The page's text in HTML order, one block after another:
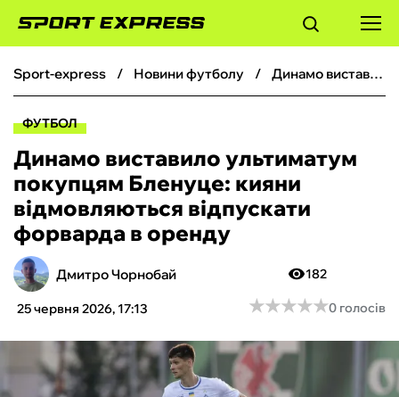
ФУТБОЛ
БОКС
ХОКЕЙ
ТЕНІС
КІБЕРСПОРТ
ЧС-2026
sport-express новини футболу Динамо виставило ультиматум покупцям Бленуце: кияни відмовляються відпускати форварда в оренду
ФУТБОЛ
Динамо виставило ультиматум
покупцям Бленуце: кияни
відмовляються відпускати
форварда в оренду
Дмитро Чорнобай
25 червня 2026, 17:13
182
★★★★★
★★★★★0 голосів